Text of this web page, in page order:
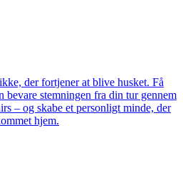
der fortjener at blive husket. Få
stemningen fra din tur gennem
– og skabe et personligt minde, der
hjem.